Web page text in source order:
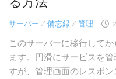
サーバー / 備忘録 / 管理
このサーバーに移行して
ます。円滑にサービスを
すが、管理画面のレスポ